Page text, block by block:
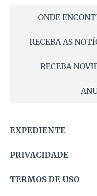
ONDE
RECEBA AS
RECEBA
EXPEDIENTE
PRIVACIDADE
TERMOS DE USO